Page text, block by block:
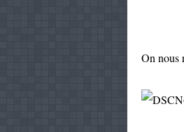
On nous